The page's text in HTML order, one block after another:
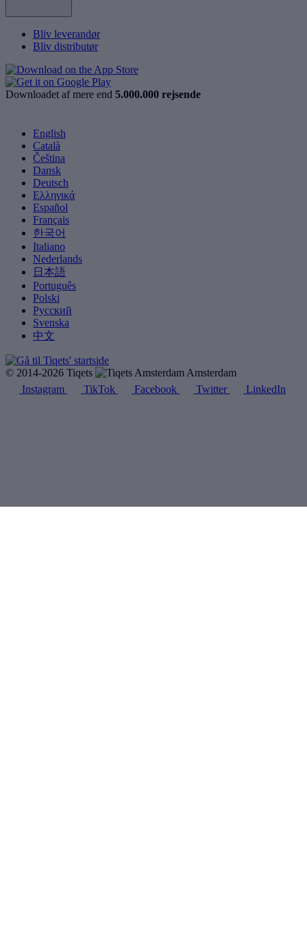
Bliv leverandør
Bliv distributør
Downloadet af mere end 5.000.000 rejsende
English
Català
Čeština
Dansk
Deutsch
Ελληνικά
Español
Français
한국어
Italiano
Nederlands
日本語
Português
Polski
Русский
Svenska
中文
© 2014-2026 Tiqets
Amsterdam
Instagram
TikTok Facebook Twitter LinkedIn